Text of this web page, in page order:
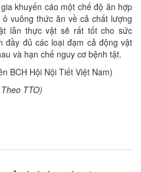
khuyến cáo một chế độ ăn hợp
vuông thức ăn về cả chất lượng
lẫn thực vật sẽ rất tốt cho sức
đầy đủ các loại đạm cả động vật
và hạn chế nguy cơ bệnh tật.
BCH Hội Nội Tiết Việt Nam)
TTO)